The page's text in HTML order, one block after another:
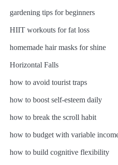
gardening tips for beginners
HIIT workouts for fat loss
homemade hair masks for shine
Horizontal Falls
how to avoid tourist traps
how to boost self-esteem daily
how to break the scroll habit
how to budget with variable
how to build cognitive flexibility